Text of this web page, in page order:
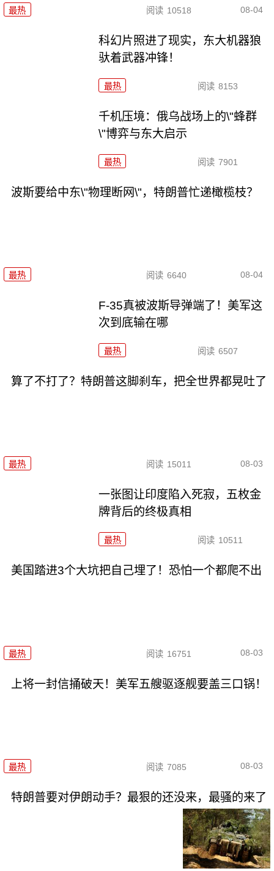
最热 阅读 10518 08-04
科幻片照进了现实，东大机器狼
驮着武器冲锋！
最热 阅读 8153
千机压境：俄乌战场上的\"蜂群
\"博弈与东大启示
最热 阅读 7901
波斯要给中东\"物理断网\"，特朗普忙递橄榄枝？
最热 阅读 6640 08-04
F-35真被波斯导弹端了！美军这
次到底输在哪
最热 阅读 6507
算了不打了？特朗普这脚刹车，把全世界都晃吐了
最热 阅读 15011 08-03
一张图让印度陷入死寂，五枚金
牌背后的终极真相
最热 阅读 10511
美国踏进3个大坑把自己埋了！恐怕一个都爬不出
最热 阅读 16751 08-03
上将一封信捅破天！美军五艘驱逐舰要盖三口锅！
最热 阅读 7085 08-03
特朗普要对伊朗动手？最狠的还没来，最骚的来了